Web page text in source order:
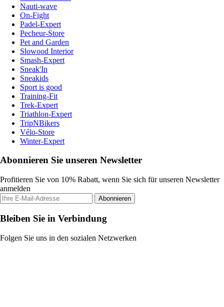
Nauti-wave
On-Fight
Padel-Expert
Pecheur-Store
Pet and Garden
Slowood Interior
Smash-Expert
Sneak'In
Sneakids
Sport is good
Training-Fit
Trek-Expert
Triathlon-Expert
TripNBikers
Vélo-Store
Winter-Expert
Abonnieren Sie unseren Newsletter
Profitieren Sie von 10% Rabatt, wenn Sie sich für unseren Newsletter
anmelden
Abonnieren
Bleiben Sie in Verbindung
Folgen Sie uns in den sozialen Netzwerken